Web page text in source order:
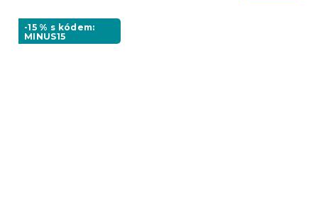
-15 % s kódem:
MINUS15